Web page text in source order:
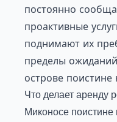
постоянно
проактивные
поднимают их
пределы
острове
Что делает аренду
Миконосе поистине